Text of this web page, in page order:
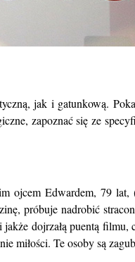
jak i gatunkową.
zapoznać się ze
ojcem Edwardem, 79
próbuje nadrobić
dojrzałą puentą
miłości. Te osoby są